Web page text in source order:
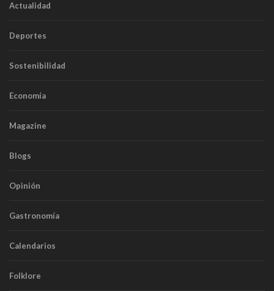
Actualidad
Deportes
Sostenibilidad
Economía
Magazine
Blogs
Opinión
Gastronomía
Calendarios
Folklore